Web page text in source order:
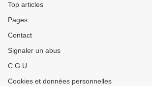
Top articles
Pages
Contact
Signaler un abus
C.G.U.
Cookies et données personnelles